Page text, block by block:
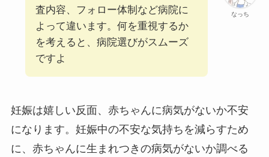
なっち
査内容、フォロー体制など病院に
よって違います。何を重視するか
を考えると、病院選びがスムーズ
ですよ
妊娠は嬉しい反面、赤ちゃんに病気がないか不安
になります。妊娠中の不安な気持ちを減らすため
に、赤ちゃんに生まれつきの病気がないか調べる